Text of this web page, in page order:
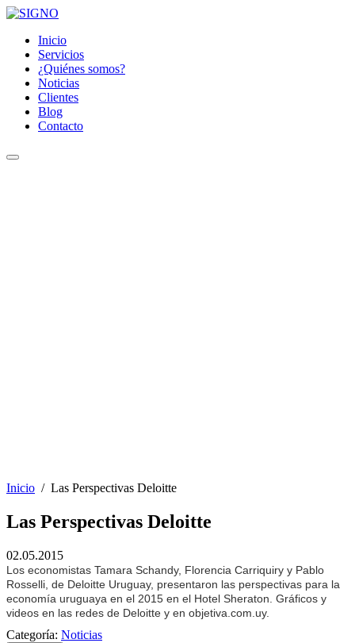
Inicio
Servicios
¿Quiénes somos?
Noticias
Clientes
Blog
Contacto
Inicio / Las Perspectivas Deloitte
Las Perspectivas Deloitte
02.05.2015
Los economistas Tamara Schandy, Florencia Carriquiry y Pablo
Rosselli, de Deloitte Uruguay, presentaron las perspectivas para la
economía uruguaya en el 2015 en el Hotel Sheraton. Gráficos y
videos en las redes de Deloitte y en objetiva.com.uy.
Categoría: Noticias